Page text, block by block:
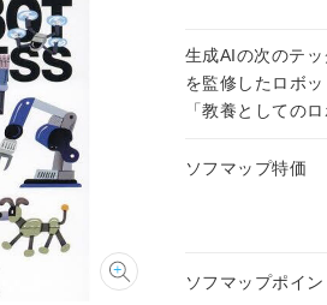
生成AIの次のテ
を監修したロボ
「教養としてのロ
ソフマップ特価
ソフマップポイン